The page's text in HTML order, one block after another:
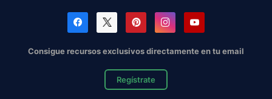
Consigue recursos exclusivos directamente en tu email
Regístrate